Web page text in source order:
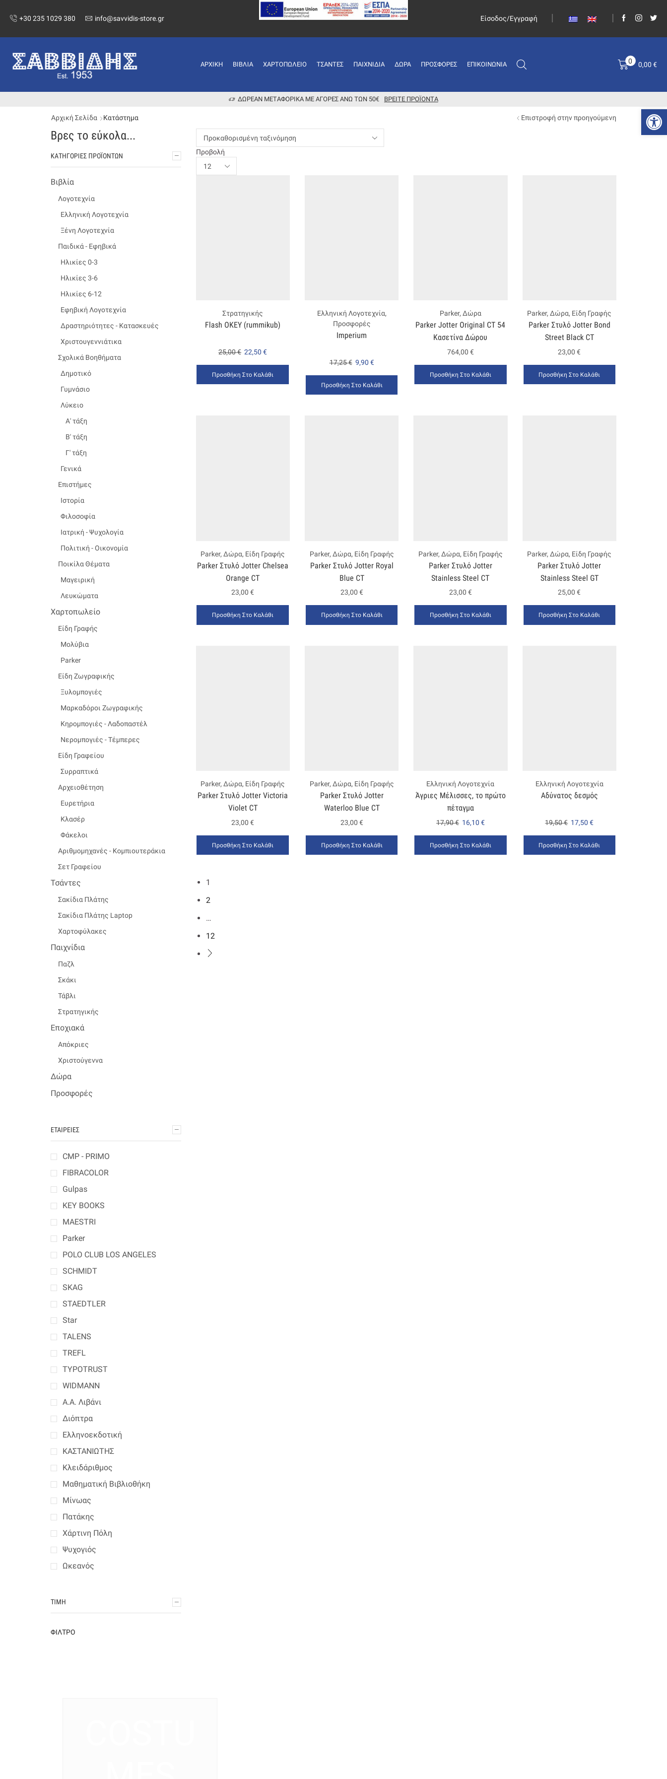
+30 235 1029 380 info@savvidis-store.gr Είσοδος/Εγγραφή
ΑΡΧΙΚΉ ΒΙΒΛΊΑ ΧΑΡΤΟΠΩΛΕΊΟ ΤΣΆΝΤΕΣ ΠΑΙΧΝΊΔΙΑ ΔΏΡΑ ΠΡΟΣΦΟΡΈΣ ΕΠΙΚΟΙΝΩΝΊΑ 0 0,00 €
ΔΩΡΕΆΝ ΜΕΤΑΦΟΡΙΚΆ ΜΕ ΑΓΟΡΈΣ ΆΝΩ ΤΩΝ 50€ ΒΡΕΊΤΕ ΠΡΟΪΌΝΤΑ
Αρχική Σελίδα Κατάστημα Επιστροφή στην προηγούμενη
Προβολή
Στρατηγικής
Flash OKEY (rummikub)
25,00€ 22,50€
Προσθήκη Στο Καλάθι
Ελληνική Λογοτεχνία,
Προσφορές
Imperium
17,25€ 9,90 €
Προσθήκη Στο Καλάθι
Parker, Δώρα
Parker Jotter Original CT 54
Κασετίνα Δώρου
764,00 €
Προσθήκη Στο Καλάθι
Parker,Δώρα, Είδη Γραφής
Parker Στυλό Jotter Bond
Street Black CT
23,00€
Προσθήκη Στο Καλάθι
Parker,Δώρα, Είδη Γραφής
Parker Στυλό Jotter Chelsea
Orange CT
23,00€
Προσθήκη Στο Καλάθι
Parker, Δώρα, Είδη Γραφής
Parker Στυλό Jotter Royal
Blue CT
23,00 €
Προσθήκη Στο Καλάθι
Parker, Δώρα, Είδη Γραφής
Parker Στυλό Jotter
Stainless Steel CT
23,00 €
Προσθήκη Στο Καλάθι
Parker,Δώρα, Είδη Γραφής
Parker Στυλό Jotter
Stainless Steel GT
25,00€
Προσθήκη Στο Καλάθι
Parker,Δώρα, Είδη Γραφής
Parker Στυλό Jotter Victoria
Violet CT
23,00€
Προσθήκη Στο Καλάθι
Parker, Δώρα, Είδη Γραφής
Parker Στυλό Jotter
Waterloo Blue CT
23,00 €
Προσθήκη Στο Καλάθι
Ελληνική Λογοτεχνία
Άγριες Μέλισσες, το πρώτο
πέταγμα
17,90€ 16,10 €
Προσθήκη Στο Καλάθι
Ελληνική Λογοτεχνία
Αδύνατος δεσμός
19,50€ 17,50€
Προσθήκη Στο Καλάθι
1
2
…
12
Βρες το εύκολα...
ΚΑΤΗΓΟΡΊΕΣ ΠΡΟΪΌΝΤΩΝ
Βιβλία
Λογοτεχνία
Ελληνική Λογοτεχνία
Ξένη Λογοτεχνία
Παιδικά - Εφηβικά
Ηλικίες 0-3
Ηλικίες 3-6
Ηλικίες 6-12
Εφηβική Λογοτεχνία
Δραστηριότητες - Κατασκευές
Χριστουγεννιάτικα
Σχολικά Βοηθήματα
Δημοτικό
Γυμνάσιο
Λύκειο
Α' τάξη
Β' τάξη
Γ' τάξη
Γενικά
Επιστήμες
Ιστορία
Φιλοσοφία
Ιατρική - Ψυχολογία
Πολιτική - Οικονομία
Ποικίλα Θέματα
Μαγειρική
Λευκώματα
Χαρτοπωλείο
Είδη Γραφής
Μολύβια
Parker
Είδη Ζωγραφικής
Ξυλομπογιές
Μαρκαδόροι Ζωγραφικής
Κηρομπογιές - Λαδοπαστέλ
Νερομπογιές - Τέμπερες
Είδη Γραφείου
Συρραπτικά
Αρχειοθέτηση
Ευρετήρια
Κλασέρ
Φάκελοι
Αριθμομηχανές - Κομπιουτεράκια
Σετ Γραφείου
Τσάντες
Σακίδια Πλάτης
Σακίδια Πλάτης Laptop
Χαρτοφύλακες
Παιχνίδια
Παζλ
Σκάκι
Τάβλι
Στρατηγικής
Εποχιακά
Απόκριες
Χριστούγεννα
Δώρα
Προσφορές
ΕΤΑΙΡΕΊΕΣ
CMP - PRIMO
FIBRACOLOR
Gulpas
KEY BOOKS
MAESTRI
Parker
POLO CLUB LOS ANGELES
SCHMIDT
SKAG
STAEDTLER
Star
TALENS
TREFL
TYPOTRUST
WIDMANN
Α.Α. Λιβάνι
Διόπτρα
Ελληνοεκδοτική
ΚΑΣΤΑΝΙΩΤΗΣ
Κλειδάριθμος
Μαθηματική Βιβλιοθήκη
Μίνωας
Πατάκης
Χάρτινη Πόλη
Ψυχογιός
Ωκεανός
ΤΙΜΉ
ΦΊΛΤΡΟ